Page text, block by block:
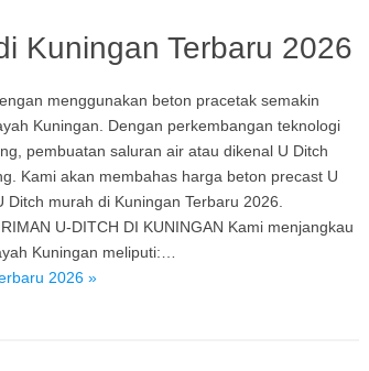
Kuningan Terbaru 2026
menggunakan beton pracetak semakin
Kuningan. Dengan perkembangan teknologi
pembuatan saluran air atau dikenal U Ditch
Kami akan membahas harga beton precast U
Ditch murah di Kuningan Terbaru 2026.
U-DITCH DI KUNINGAN Kami menjangkau
Kuningan meliputi:…
2026 »